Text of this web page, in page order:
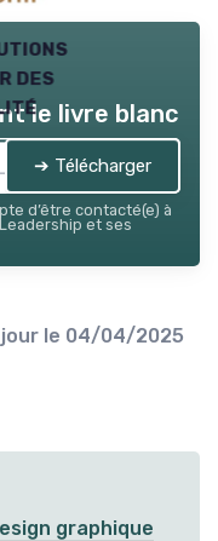
des
2026
le livre blanc
➔ Télécharger
d’être contacté(e) à
et ses
le 04/04/2025
graphique